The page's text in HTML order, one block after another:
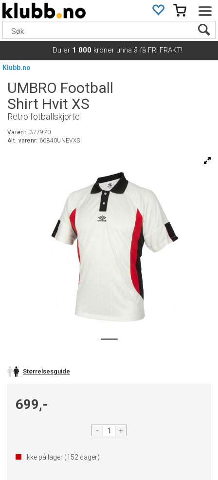
Du er 1 000 kroner unna å få FRI FRAKT!
Klubb.no
UMBRO Football
Shirt Hvit XS
Retro fotballskjorte
Varenr: 377970
Alt. varenr: 66840UNEVXS
Størrelsesguide
699,-
- +
Ikke på lager (152 dager)